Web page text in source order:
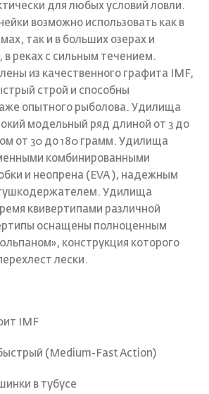
для любых условий ловли.
возможно использовать как в
так и в больших озерах и
реках с сильным течением.
из качественного графита IMF,
строй и способны
опытного рыболова. Удилища
модельный ряд длиной от 3 до
от 30 до 180 грамм. Удилища
комбинированными
и неопрена (EVA ), надежным
Удилища
квивертипами различной
оснащены полноценным
конструкция которого
лески.
IMF
(Medium-Fast Action)
в тубусе